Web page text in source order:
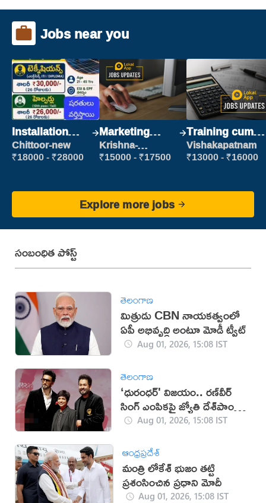
Jobs near you
Installation
Engineer/
Helper
Chittoor-new
₹18000 - ₹28000
Marketing
Executive
Krishna-
vijayawada
₹15000 - ₹17500
Training cum
Placement
Vishakapatnam
₹13000 - ₹16000
Explore more jobs
సంబంధిత పోస్ట్
తెలంగాణ
మిత్రుడు CBN నాయకత్వంలో
ఏపీ అభివృద్ధి అంటూ మోడీ ట్వీట్‌
Aug 01, 2026, 15:08 IST
తెలంగాణ
‘ధురంధర్' విజయం.. రణ్‌వీర్
సింగ్ ఎంపికపై జ్యోతి దేశ్‌పాండే
కీలక విషయాలు వెల్లడి
Aug 01, 2026, 15:08 IST
ఆంధ్రప్రదేశ్
మంత్రి లోకేశ్ భుజం తట్టి
ప్రశంసించిన ప్రధాని మోదీ
Aug 01, 2026, 15:08 IST